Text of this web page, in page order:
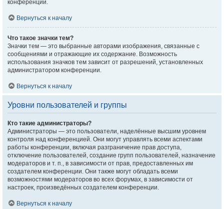
конференции.
Вернуться к началу
Что такое значки тем?
Значки тем — это выбранные авторами изображения, связанные с
сообщениями и отражающие их содержание. Возможность
использования значков тем зависит от разрешений, установленных
администратором конференции.
Вернуться к началу
Уровни пользователей и группы
Кто такие администраторы?
Администраторы — это пользователи, наделённые высшим уровнем
контроля над конференцией. Они могут управлять всеми аспектами
работы конференции, включая разграничение прав доступа,
отключение пользователей, создание групп пользователей, назначение
модераторов и т. п., в зависимости от прав, предоставленных им
создателем конференции. Они также могут обладать всеми
возможностями модераторов во всех форумах, в зависимости от
настроек, произведённых создателем конференции.
Вернуться к началу